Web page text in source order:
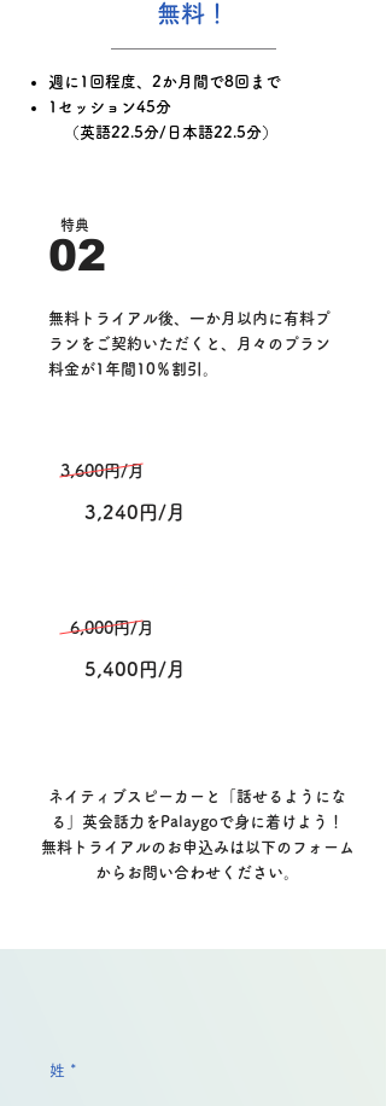
無料！
週に1回程度、2か月間で8回まで
1セッション45分
（英語22.5分/日本語22.5分）
02
特典
無料トライアル後、一か月以内に有料プ
ランをご契約いただくと、月々のプラン
料金が1年間10％割 引。
3,600円/月
3,240円/月
6,000円/月
5,400円/月
ネイティブスピーカーと「話せるようにな
る」英会話力をPalaygoで身に着けよう！
無料トライアルのお申込みは以下のフォーム
からお問い合わせください。
姓